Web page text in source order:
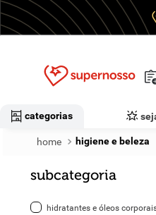
categorias
higiene e beleza
subcategoria
hidratantes e óleos